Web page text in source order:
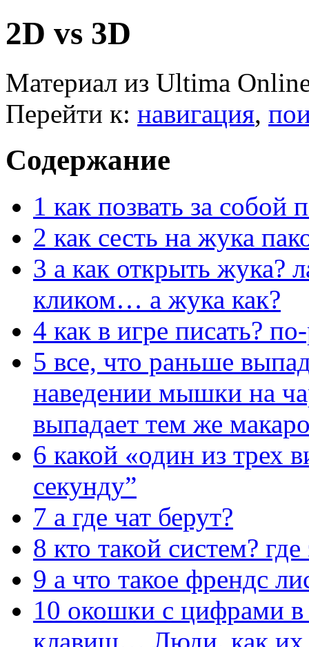
2D vs 3D
Материал из Ultima
Перейти к: навигация,
Содержание
1 как позвать за собой
2 как сесть на жука
3 а как открыть жука?
кликом… а жука как?
4 как в игре писать?
5 все, что раньше
наведении мышки на
выпадает тем же
6 какой «один из трех
секунду”
7 а где чат берут?
8 кто такой систем? где
9 а что такое френдс
10 окошки с цифрами в
клавиш… Люди, как их